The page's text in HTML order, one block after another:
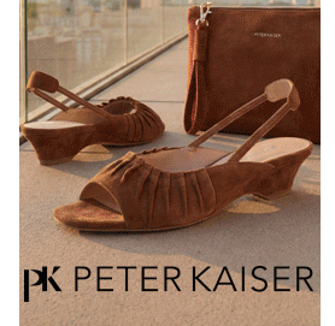
соответствует сегодняшнему
сникерины (гибридный вариант
кроссовок обтекаемой формы и
Но в модели Miu Miu Bubble
05.08.2026 2964